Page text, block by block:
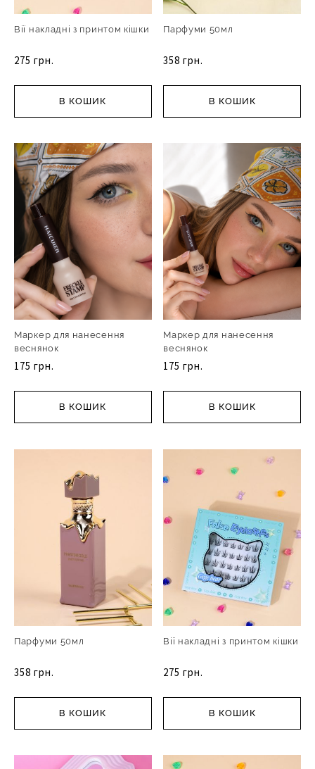
Вії накладні з принтом кішки
275 грн.
В КОШИК
Парфуми 50мл
358 грн.
В КОШИК
Маркер для нанесення
веснянок
175 грн.
В КОШИК
Маркер для нанесення
веснянок
175 грн.
В КОШИК
Парфуми 50мл
358 грн.
В КОШИК
Вії накладні з принтом кішки
275 грн.
В КОШИК